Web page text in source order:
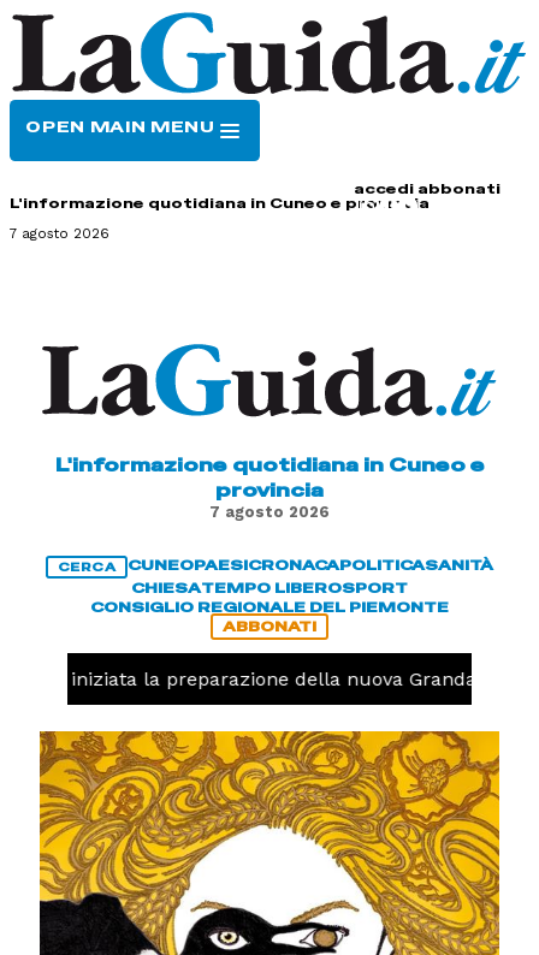
OPEN MAIN MENU
accedi abbonati
L'informazione quotidiana in Cuneo e provincia
7 agosto 2026
L'informazione quotidiana in Cuneo e
provincia
7 agosto 2026
CERCA CUNEOPAESICRONACAPOLITICASANITÀ
CHIESATEMPO LIBEROSPORT
CONSIGLIO REGIONALE DEL PIEMONTE
ABBONATI
iniziata la preparazione della nuova Granda Volley